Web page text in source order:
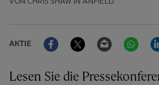
VON CHRIS SHAW IN ANFIELD
AKTIE
FacebookTwitter Email
Lesen Sie die Pressekonferenz von Arne Slot